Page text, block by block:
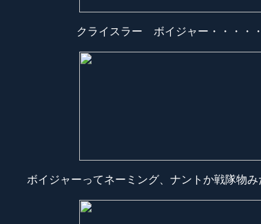
クライスラー ボイジャー・・・・
ボイジャーってネーミング、ナントか戦隊物